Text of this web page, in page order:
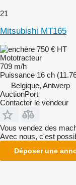
21
Mitsubishi MT165
750 € HT
Mototracteur
709 m/h
Puissance 16 ch
Belgique, Antwerp
AuctionPort
Contacter le vendeur
Vous vendez des
Avec nous, c'est
Déposer une